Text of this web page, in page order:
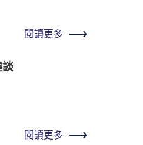
閱讀更多
閱讀更多